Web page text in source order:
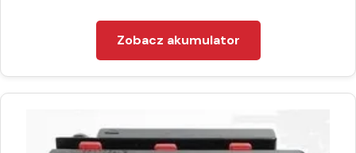
Zobacz akumulator